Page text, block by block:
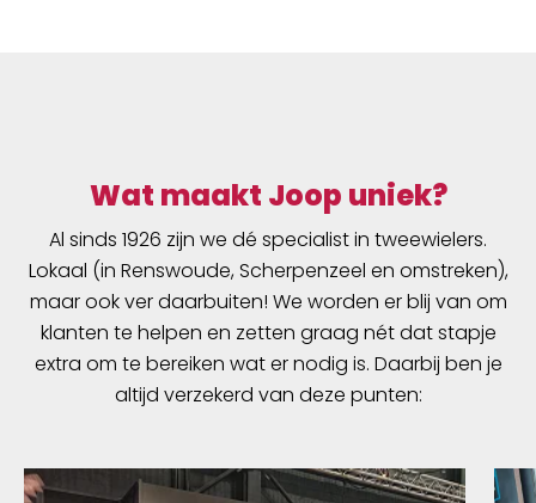
Wat maakt Joop uniek?
Al sinds 1926 zijn we dé specialist in tweewielers.
Lokaal (in Renswoude, Scherpenzeel en omstreken),
maar ook ver daarbuiten! We worden er blij van om
klanten te helpen en zetten graag nét dat stapje
extra om te bereiken wat er nodig is. Daarbij ben je
altijd verzekerd van deze punten: